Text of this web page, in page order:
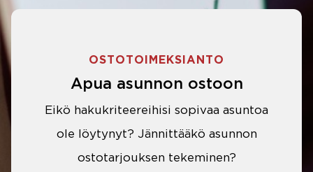
OSTOTOIMEKSIANTO
Apua asunnon ostoon
Eikö hakukriteereihisi sopivaa asuntoa
ole löytynyt? Jännittääkö asunnon
ostotarjouksen tekeminen?